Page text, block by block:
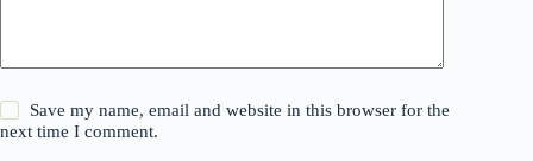
Save my name, email and website in this browser for the
next time I comment.